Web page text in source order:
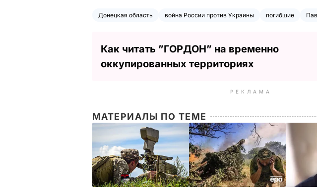
Донецкая область война России против Украины погибшие
Как читать ”ГОРДОН” на временно
оккупированных территориях
РЕКЛАМА
МАТЕРИАЛЫ ПО ТЕМЕ